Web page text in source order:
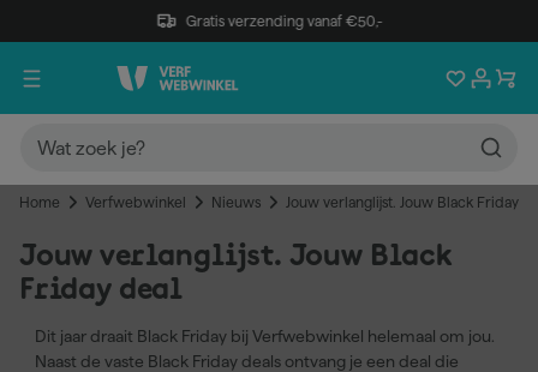
Gratis verzending vanaf €50,-
Home Verfwebwinkel Nieuws Jouw verlanglijst. Jouw Black Friday
Jouw verlanglijst. Jouw Black
Friday deal
Dit jaar draait Black Friday bij Verfwebwinkel helemaal om jou.
Naast de vaste Black Friday deals ontvang je een deal die